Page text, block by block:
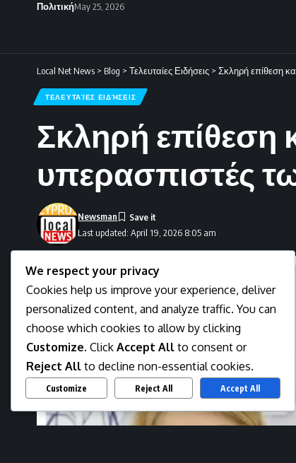
ΠολιτικήMay 25, 2026
Local Net News > Blog > Τελευταίες Ειδήσεις > Σκληρή επίθεση
ΤΕΛΕΥΤΑΊΕΣ ΕΙΔΉΣΕΙΣ
Σκληρή επίθεση
υπερασπιστές
Last updated: April 19, 2026 8:05 am
Newsman
We respect your privacy
Cookies help us improve your experience, deliver
personalized content, and analyze traffic. You can
choose which cookies to allow by clicking
Customize. Click Accept All to consent or
Reject All to decline non-essential cookies.
Customize Reject All Accept All